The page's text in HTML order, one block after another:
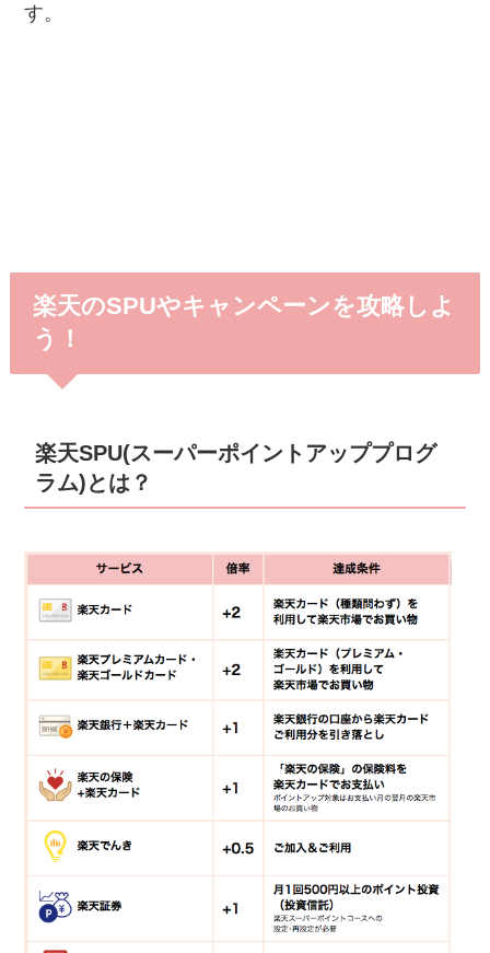
す。
楽天のSPUやキャンペーンを攻略しよ
う！
楽天SPU(スーパーポイントアッププログ
ラム)とは？